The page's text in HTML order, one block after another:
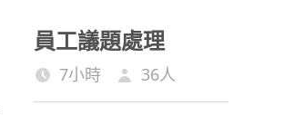
員工議題處理
7小時 36人